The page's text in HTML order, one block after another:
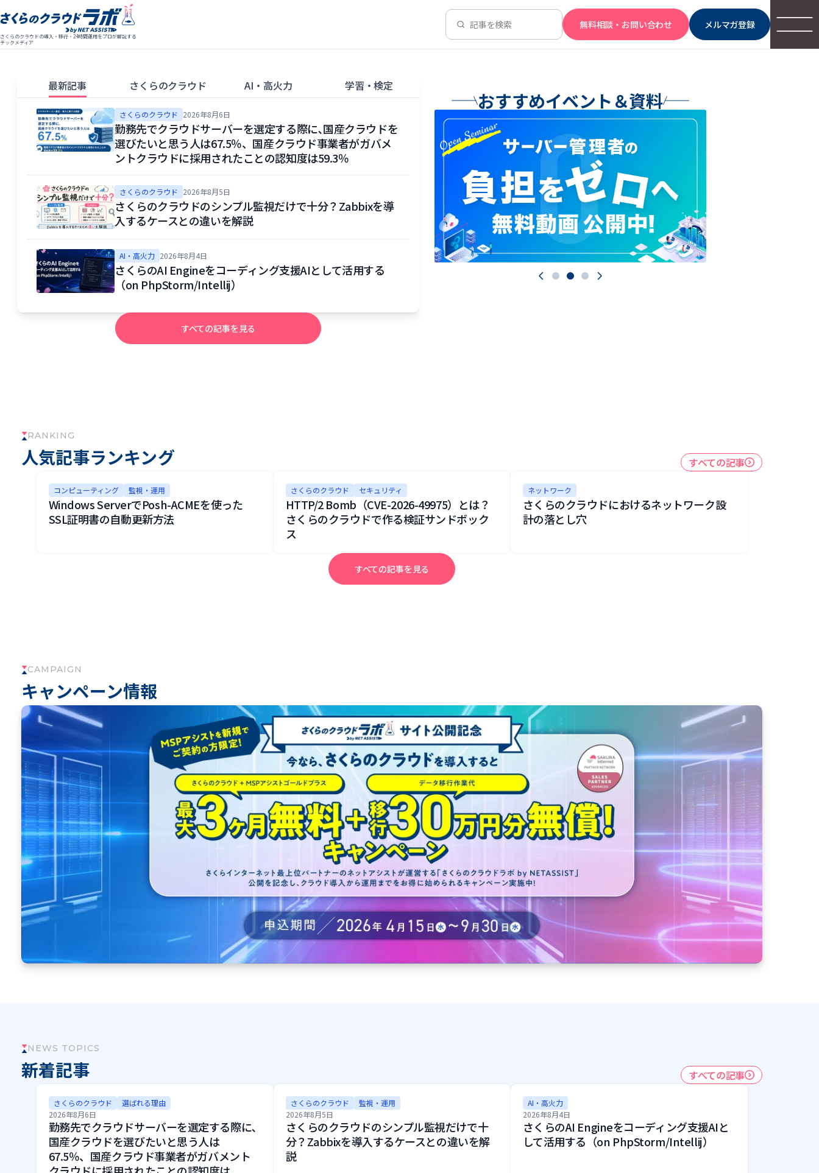
さくらのクラウドの導入・移行・24時間運用をプロが解説する
テックメディア
記事を検索 無料相談・お問い合わせ メルマガ登録
CLOUD LAB
最新記事 さくらのクラウド AI・高火力 学習・検定
さくらのクラウド 2026年8月6日
勤務先でクラウドサーバーを選定する際に､国産クラウドを
選びたいと思う人は67.5％、国産クラウド事業者がガバメ
ントクラウドに採用されたことの認知度は59.3％
さくらのクラウド 2026年8月5日
さくらのクラウドのシンプル監視だけで十分？Zabbixを導
入するケースとの違いを解説
AI・高火力 2026年8月4日
さくらのAI Engineをコーディング支援AIとして活用する
（on PhpStorm/Intellij）
すべての記事を見る
おすすめイベント＆資料
RANKING
人気記事ランキング すべての記事
コンピューティング 監視・運用
Windows ServerでPosh-ACMEを使った
SSL証明書の自動更新方法
さくらのクラウド セキュリティ
HTTP/2 Bomb（CVE-2026-49975）とは？
さくらのクラウドで作る検証サンドボック
ス
ネットワーク
さくらのクラウドにおけるネットワーク設
計の落とし穴
すべての記事を見る
CAMPAIGN
キャンペーン情報
NEWS TOPICS
新着記事 すべての記事
さくらのクラウド
選ばれる理由
2026年8月6日
勤務先でクラウドサーバーを選定する際に､
国産クラウドを選びたいと思う人は
67.5％、国産クラウド事業者がガバメント
さくらのクラウド
監視・運用
2026年8月5日
さくらのクラウドのシンプル監視だけで十
分？Zabbixを導入するケースとの違いを解
説
AI・高火力
2026年8月4日
さくらのAI Engineをコーディング支援AIと
して活用する（on PhpStorm/Intellij）